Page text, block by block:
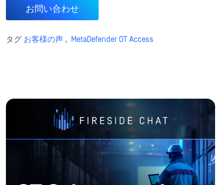
お問い合わせ
タグ お客様の声 , MetaDefender OT Access